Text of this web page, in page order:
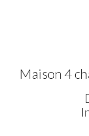
Maison 4